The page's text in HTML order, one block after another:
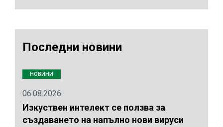
Последни новини
НОВИНИ
06.08.2026
Изкуствен интелект се ползва за
създаването на напълно нови вируси